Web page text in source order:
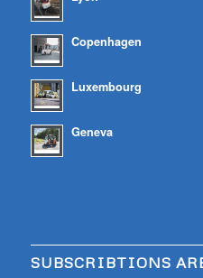
Copenhagen
Luxembourg
Geneva
SUBSCRIBTIONS